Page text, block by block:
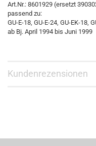
Art.Nr.: 8601929 (ersetzt
passend zu:
GU-E-18, GU-E-24, GU-EK-18,
ab Bj. April 1994 bis Juni 1999
Kundenrezensionen